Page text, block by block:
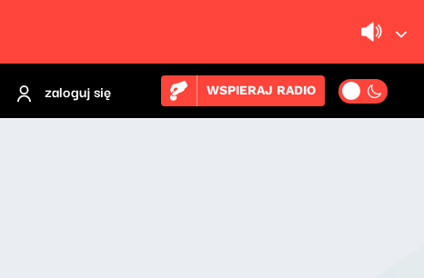
zaloguj się WSPIERAJ RADIO